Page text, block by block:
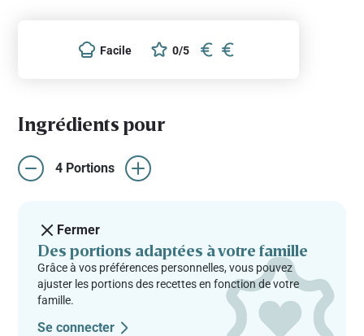
Facile 0/5
Ingrédients pour
4 Portions
Fermer
Des portions adaptées à votre famille
Grâce à vos préférences personnelles, vous pouvez
ajuster les portions des recettes en fonction de votre
famille.
Se connecter